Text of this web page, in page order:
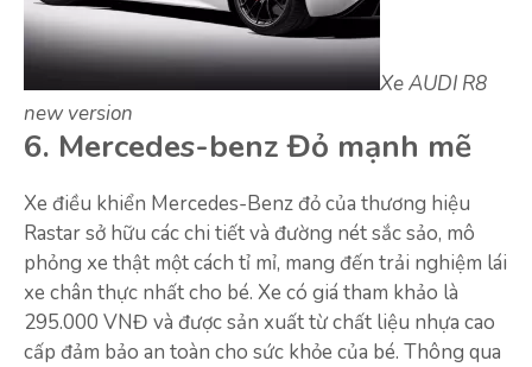
Xe AUDI R8
new version
6. Mercedes-benz Đỏ mạnh mẽ
Xe điều khiển Mercedes-Benz đỏ của thương hiệu
Rastar sở hữu các chi tiết và đường nét sắc sảo, mô
phỏng xe thật một cách tỉ mỉ, mang đến trải nghiệm lái
xe chân thực nhất cho bé. Xe có giá tham khảo là
295.000 VNĐ và được sản xuất từ chất liệu nhựa cao
cấp đảm bảo an toàn cho sức khỏe của bé. Thông qua